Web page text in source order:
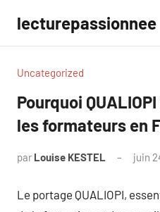
contenu
lecturepassionnee
Uncategorized
Pourquoi
les formateurs en
par Louise KESTEL juin
Le portage QUALIOPI,